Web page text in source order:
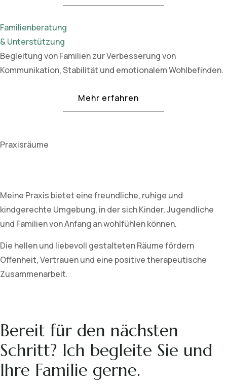
Familienberatung
& Unterstützung
Begleitung von Familien zur Verbesserung von
Kommunikation, Stabilität und emotionalem Wohlbefinden.
Mehr erfahren
Praxisräume
Meine Praxis bietet eine freundliche, ruhige und
kindgerechte Umgebung, in der sich Kinder, Jugendliche
und Familien von Anfang an wohlfühlen können.
Die hellen und liebevoll gestalteten Räume fördern
Offenheit, Vertrauen und eine positive therapeutische
Zusammenarbeit.
Bereit für den nächsten
Schritt? Ich begleite Sie und
Ihre Familie gerne.